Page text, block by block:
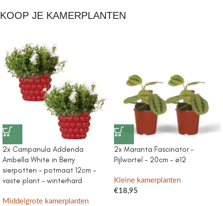
KOOP JE KAMERPLANTEN
2x Campanula Addenda
Ambella White in Berry
sierpotten – potmaat 12cm –
vaste plant – winterhard
Middelgrote kamerplanten
2x Maranta Fascinator –
Pijlwortel – 20cm – ø12
Kleine kamerplanten
€18,95